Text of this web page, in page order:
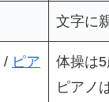
文字に
/ ピア
体操は5
ピアノ